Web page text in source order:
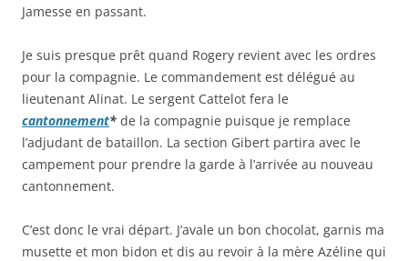
Jamesse en passant.
Je suis presque prêt quand Rogery revient avec les ordres
pour la compagnie. Le commandement est délégué au
lieutenant Alinat. Le sergent Cattelot fera le
cantonnement* de la compagnie puisque je remplace
l’adjudant de bataillon. La section Gibert partira avec le
campement pour prendre la garde à l’arrivée au nouveau
cantonnement.
C’est donc le vrai départ. J’avale un bon chocolat, garnis ma
musette et mon bidon et dis au revoir à la mère Azéline qui